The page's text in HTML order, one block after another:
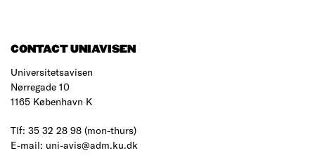
CONTACT UNIAVISEN
Universitetsavisen
Nørregade 10
1165 København K
Tlf: 35 32 28 98 (mon-thurs)
E-mail: uni-avis@adm.ku.dk